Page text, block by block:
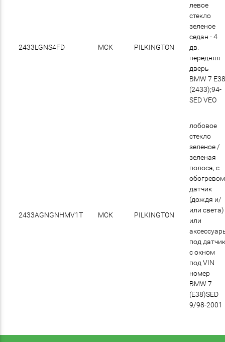
2433LGNS4FD МСК PILKINGTON
левое
стекло
зеленое
седан - 4
дв.
передняя
дверь
BMW 7
(2433);94-
SED VEO
2433AGNGNHMV1T МСК PILKINGTON
лобовое
стекло
зеленое /
зеленая
полоса, с
датчик
(дождя и/
или света)
или
под
с окном
под VIN
номер
BMW 7
(E38)SED
9/98-2001